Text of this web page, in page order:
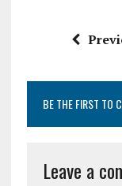
BE THE FIRST TO
Leave a